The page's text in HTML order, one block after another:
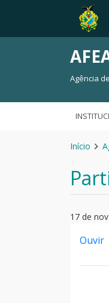
Agência
Início
17 de
Ouvir